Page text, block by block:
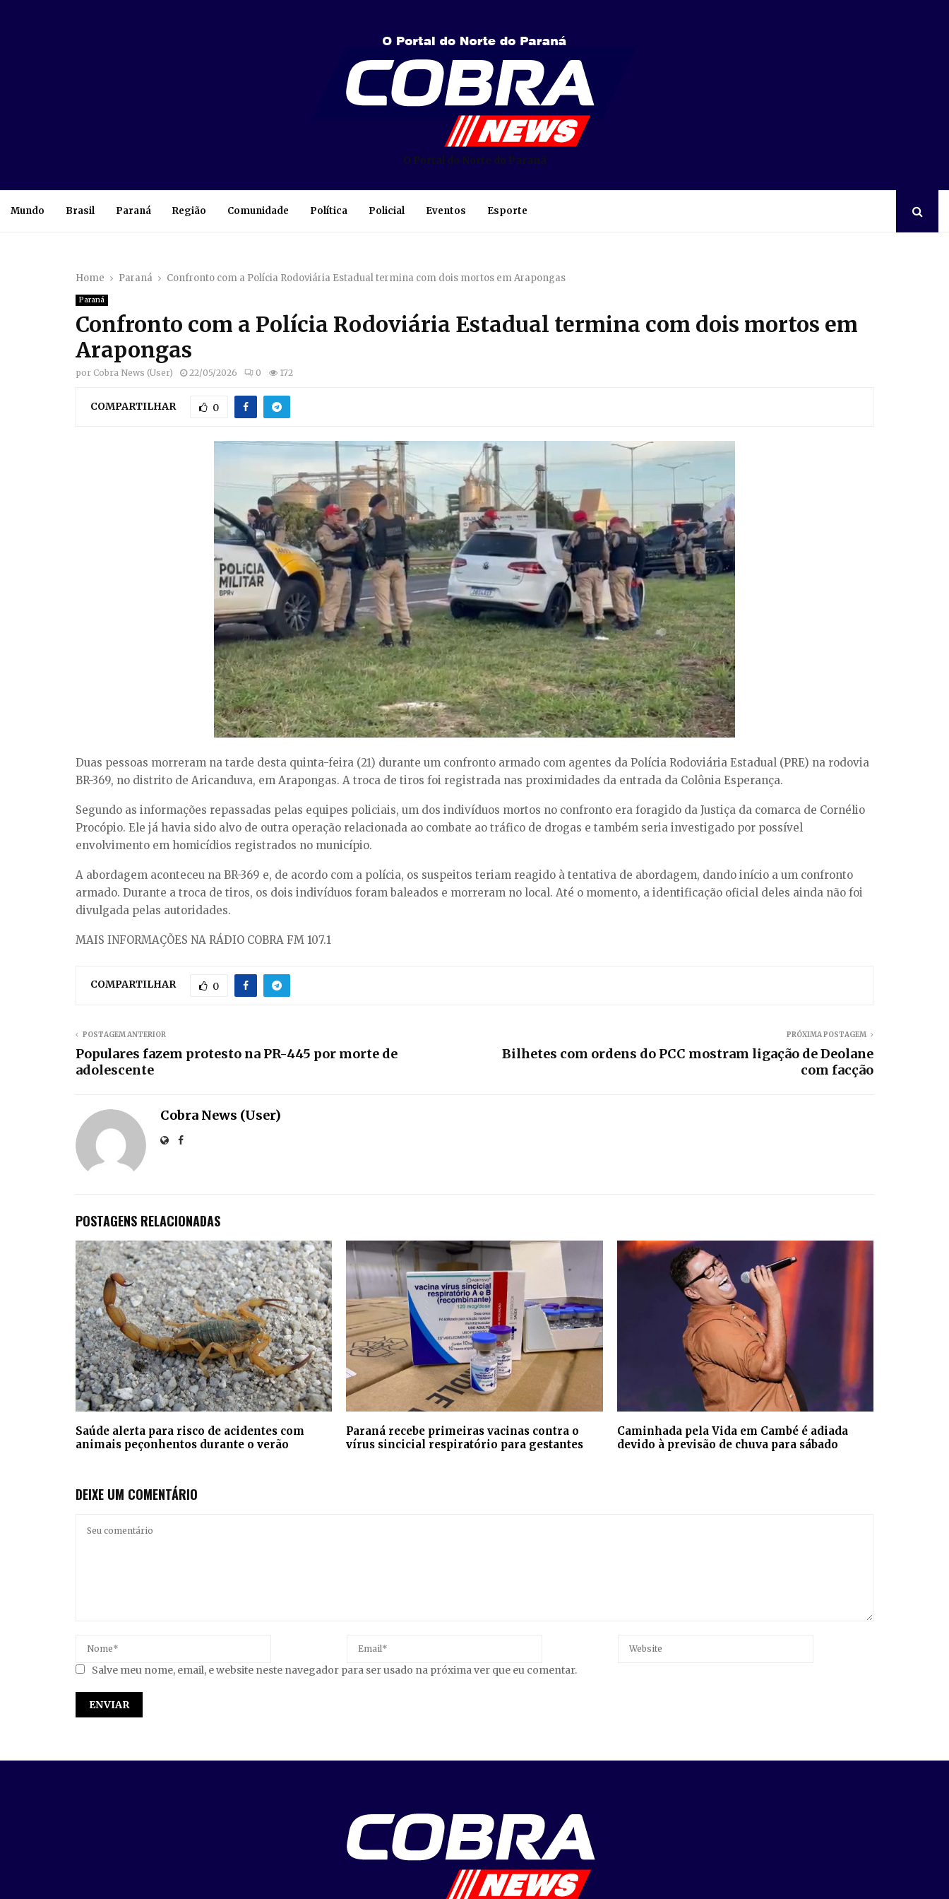
O Portal do Norte do Paraná
Mundo Brasil Paraná Região Comunidade Política Policial Eventos Esporte
Home Paraná Confronto com a Polícia Rodoviária Estadual termina com dois mortos em Arapongas
Paraná
Confronto com a Polícia Rodoviária Estadual termina com dois mortos em
Arapongas
por Cobra News (User) 22/05/2026 0 172
COMPARTILHAR 0
Duas pessoas morreram na tarde desta quinta-feira (21) durante um confronto armado com agentes da Polícia Rodoviária Estadual (PRE) na rodovia
BR-369, no distrito de Aricanduva, em Arapongas. A troca de tiros foi registrada nas proximidades da entrada da Colônia Esperança.
Segundo as informações repassadas pelas equipes policiais, um dos indivíduos mortos no confronto era foragido da Justiça da comarca de Cornélio
Procópio. Ele já havia sido alvo de outra operação relacionada ao combate ao tráfico de drogas e também seria investigado por possível
envolvimento em homicídios registrados no município.
A abordagem aconteceu na BR-369 e, de acordo com a polícia, os suspeitos teriam reagido à tentativa de abordagem, dando início a um confronto
armado. Durante a troca de tiros, os dois indivíduos foram baleados e morreram no local. Até o momento, a identificação oficial deles ainda não foi
divulgada pelas autoridades.
MAIS INFORMAÇÕES NA RÁDIO COBRA FM 107.1
COMPARTILHAR 0
POSTAGEM ANTERIOR
Populares fazem protesto na PR-445 por morte de
adolescente
PRÓXIMA POSTAGEM
Bilhetes com ordens do PCC mostram ligação de Deolane
com facção
Cobra News (User)
POSTAGENS RELACIONADAS
Saúde alerta para risco de acidentes com
animais peçonhentos durante o verão
Paraná recebe primeiras vacinas contra o
vírus sincicial respiratório para gestantes
Caminhada pela Vida em Cambé é adiada
devido à previsão de chuva para sábado
DEIXE UM COMENTÁRIO
Salve meu nome, email, e website neste navegador para ser usado na próxima ver que eu comentar.